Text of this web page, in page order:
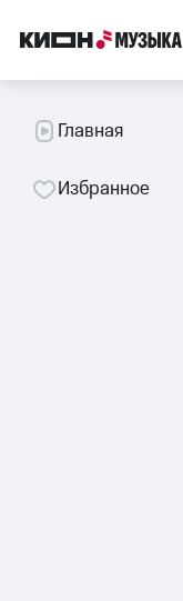
Главная
Избранное